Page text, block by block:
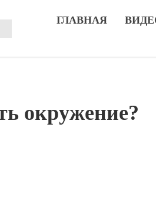
ГЛАВНАЯ
окружение?